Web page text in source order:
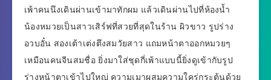
เพ้าคนนึงเดินผ่านเข้ามาทักผม แล้วเดินผ่านไปที่ห้องน้ำ
น้องหมวยเป็นสาวเสิร์ฟที่สวยที่สุดในร้าน ผิวขาว รูปร่าง
อวบอั๋น สองเต้าเต่งตึงสมวัยสาว แถมหน้าตาออกหมวยๆ
เหมือนคนจีนสมชื่อ ยิ่งมาใส่ชุดกี่เพ้าแบบนี้ยิ่งดูเข้ากับรูป
ร่างหน้าตาเข้าไปใหญ่ ความเมาผสมความใคร่กระตุ้นด้วย